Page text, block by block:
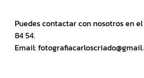
Puedes contactar con nosotros en
84 54.
Email: